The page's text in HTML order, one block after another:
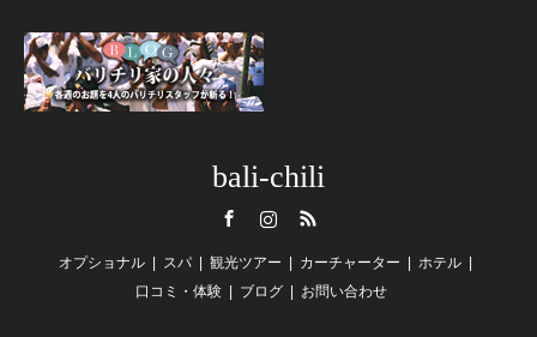
bali-chili
オプショナル スパ 観光ツアー カーチャーター
ホテル
口コミ・体験
ブログ お問い合わせ